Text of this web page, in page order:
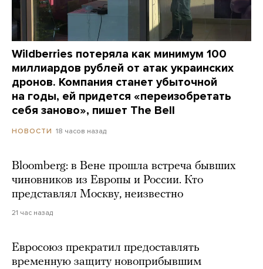
Wildberries потеряла как минимум 100
миллиардов рублей от атак украинских
дронов. Компания станет убыточной
на годы, ей придется «переизобретать
себя заново», пишет The Bell
НОВОСТИ 18 часов назад
Bloomberg: в Вене прошла встреча бывших
чиновников из Европы и России. Кто
представлял Москву, неизвестно
21 час назад
Евросоюз прекратил предоставлять
временную защиту новоприбывшим